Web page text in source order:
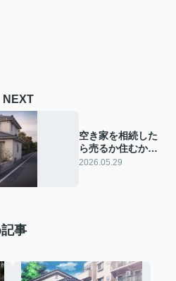
NEXT
空き家を相続した
ら売るか住むか？
判断に迷う前に知
2026.05.29
事